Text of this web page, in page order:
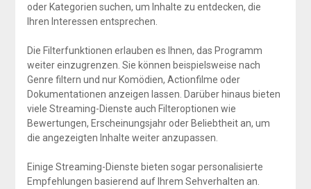
oder Kategorien suchen, um Inhalte zu entdecken, die
Ihren Interessen entsprechen.
Die Filterfunktionen erlauben es Ihnen, das Programm
weiter einzugrenzen. Sie können beispielsweise nach
Genre filtern und nur Komödien, Actionfilme oder
Dokumentationen anzeigen lassen. Darüber hinaus bieten
viele Streaming-Dienste auch Filteroptionen wie
Bewertungen, Erscheinungsjahr oder Beliebtheit an, um
die angezeigten Inhalte weiter anzupassen.
Einige Streaming-Dienste bieten sogar personalisierte
Empfehlungen basierend auf Ihrem Sehverhalten an.